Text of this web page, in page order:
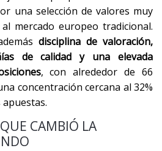
una selección de valores muy
mercado europeo tradicional.
disciplina de valoración,
de calidad y una elevada
, con alrededor de 66
concentración cercana al 32%
CAMBIÓ LA